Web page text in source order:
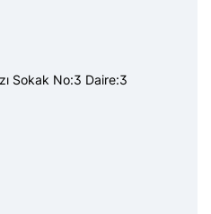
Sokak No:3 Daire:3